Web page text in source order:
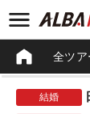
全ツア
結婚